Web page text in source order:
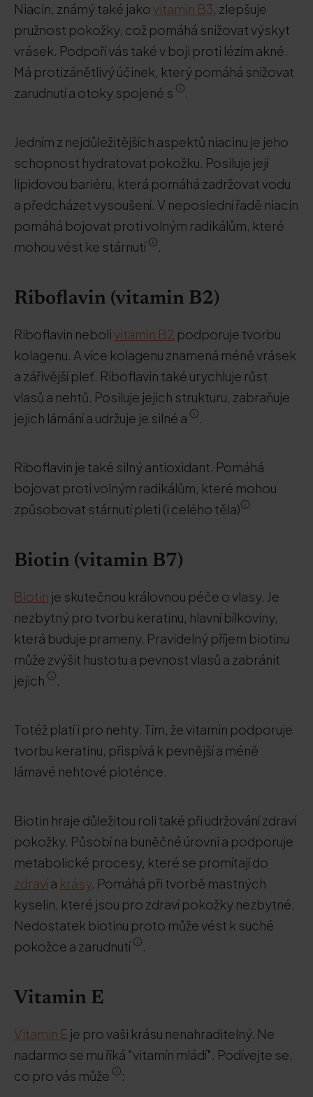
Niacin, známý také jako vitamin B3, zlepšuje
pružnost pokožky, což pomáhá snižovat výskyt
vrásek. Podpoří vás také v boji proti lézím akné.
Má protizánětlivý účinek, který pomáhá snižovat
zarudnutí a otoky spojené s
.
Jedním z nejdůležitějších aspektů niacinu je jeho
schopnost hydratovat pokožku. Posiluje její
lipidovou bariéru, která pomáhá zadržovat vodu
a předcházet vysoušení. V neposlední řadě niacin
pomáhá bojovat proti volným radikálům, které
mohou vést ke stárnutí
.
Riboflavin (vitamin B2)
Riboflavin neboli vitamin B2 podporuje tvorbu
kolagenu. A více kolagenu znamená méně vrásek
a zářivější pleť. Riboflavin také urychluje růst
vlasů a nehtů. Posiluje jejich strukturu, zabraňuje
jejich lámání a udržuje je silné a
.
Riboflavin je také silný antioxidant. Pomáhá
bojovat proti volným radikálům, které mohou
způsobovat stárnutí pleti (i celého těla)
Biotin (vitamin B7)
Biotin je skutečnou královnou péče o vlasy. Je
nezbytný pro tvorbu keratinu, hlavní bílkoviny,
která buduje prameny. Pravidelný příjem biotinu
může zvýšit hustotu a pevnost vlasů a zabránit
jejich
.
Totéž platí i pro nehty. Tím, že vitamin podporuje
tvorbu keratinu, přispívá k pevnější a méně
lámavé nehtové ploténce.
Biotin hraje důležitou roli také při udržování zdraví
pokožky. Působí na buněčné úrovni a podporuje
metabolické procesy, které se promítají do
zdravía krásy. Pomáhá při tvorbě mastných
kyselin, které jsou pro zdraví pokožky nezbytné.
Nedostatek biotinu proto může vést k suché
pokožce a zarudnutí
.
Vitamin E
Vitamin E je pro vaši krásu nenahraditelný. Ne
nadarmo se mu říká "vitamín mládí". Podívejte se,
co pro vás může
: